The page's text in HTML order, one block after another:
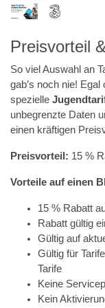
Preisvorteil
So viel Auswahl an
gab’s noch nie! Egal
spezielle
unbegrenzte Daten
einen kräftigen
Preisvorteil: 15 %
Vorteile auf einen
15 % Rabatt
Rabatt gültig
Gültig auf
Gültig für
Tarife
Keine
Kein